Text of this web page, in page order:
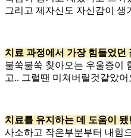
그리고 제자신도 자신감이
치료 과정에서 가장 힘들었던
불쑥불쑥 찾아오는 우울증이
고.. 그럴땐 미쳐버릴것같았
치료를 유지하는 데 도움이
사소하고 작은부분부터 내힘